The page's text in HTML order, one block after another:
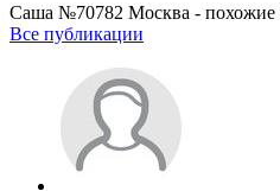
Саша №70782 Москва - похожие
Все публикации